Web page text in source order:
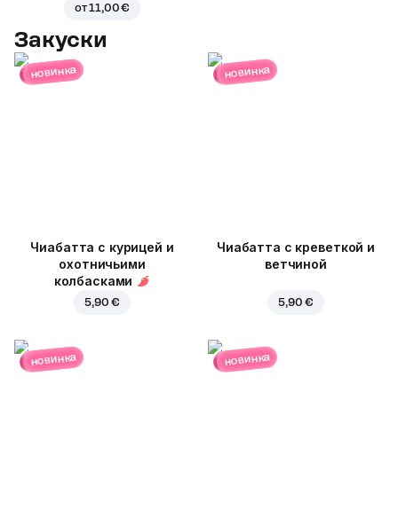
от11,00 €
Закуски
новинка
Чиабатта с курицей и
охотничьими
колбасками
5,90 €
новинка
Чиабатта с креветкой и
ветчиной
5,90 €
новинка новинка